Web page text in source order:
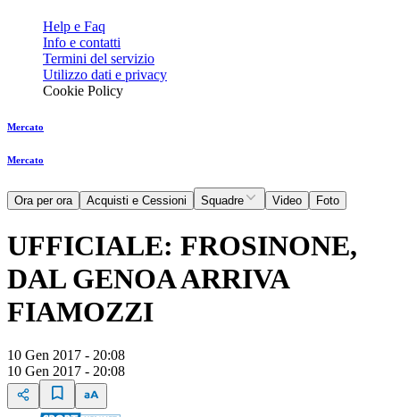
Help e Faq
Info e contatti
Termini del servizio
Utilizzo dati e privacy
Cookie Policy
Mercato
Mercato
Ora per ora Acquisti e Cessioni Squadre Video Foto
UFFICIALE: FROSINONE,
DAL GENOA ARRIVA
FIAMOZZI
10 Gen 2017 - 20:08
10 Gen 2017 - 20:08